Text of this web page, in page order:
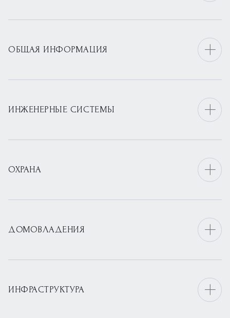
ОБЩАЯ ИНФОРМАЦИЯ
ИНЖЕНЕРНЫЕ СИСТЕМЫ
ОХРАНА
ДОМОВЛАДЕНИЯ
ИНФРАСТРУКТУРА